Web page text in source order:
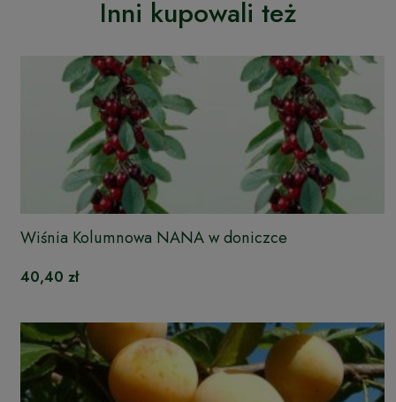
Inni kupowali też
Wiśnia Kolumnowa NANA w doniczce
40,40 zł